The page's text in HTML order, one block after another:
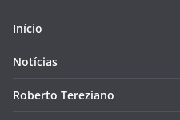
Início
Notícias
Roberto Tereziano